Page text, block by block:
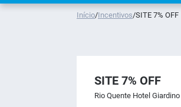
Início/Incentivos/SITE 7% OFF
SITE 7% OFF
Rio Quente Hotel Giardino